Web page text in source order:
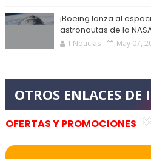
¡Boeing lanza al
astronautas de la
I-Noticias May 07,
OFERTAS Y PROMOCIONES